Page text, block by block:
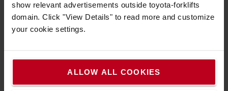
show relevant advertisements outside toyota-forklifts
domain. Click "View Details" to read more and customize
your cookie settings.
ALLOW ALL COOKIES
mensuel.
Bénéficiez d’un apport en capital dans votre
vos chariots sont entièrement entretenus